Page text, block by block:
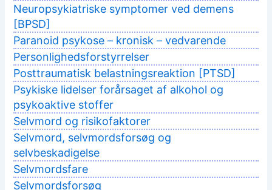
Neuropsykiatriske symptomer ved demens
[BPSD]
Paranoid psykose – kronisk – vedvarende
Personlighedsforstyrrelser
Posttraumatisk belastningsreaktion [PTSD]
Psykiske lidelser forårsaget af alkohol og
psykoaktive stoffer
Selvmord og risikofaktorer
Selvmord, selvmordsforsøg og
selvbeskadigelse
Selvmordsfare
Selvmordsforsøg